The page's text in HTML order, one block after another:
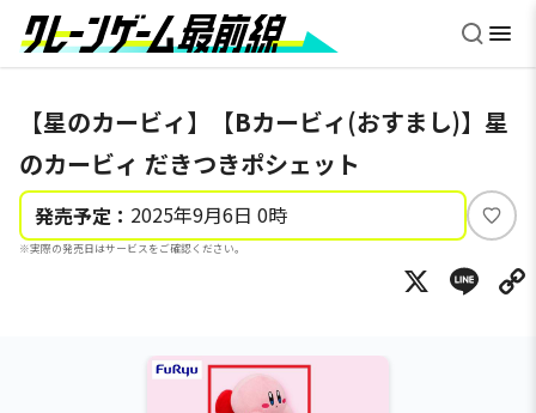
【星のカービィ】【Bカービィ(おすまし)】星
のカービィ だきつきポシェット
発売予定： 2025年9月6日 0時
※実際の発売日はサービスをご確認ください。
い
ね
X